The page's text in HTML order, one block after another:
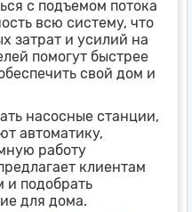
с подъемом потока
всю систему, что
затрат и усилий на
помогут быстрее
свой дом и
насосные станции,
автоматику,
работу
клиентам
и подобрать
для дома.